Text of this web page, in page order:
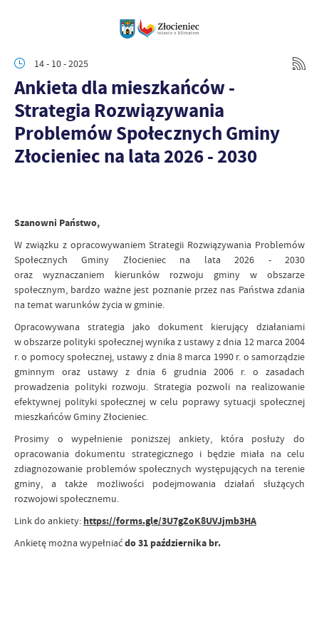
14 - 10 - 2025
Ankieta dla mieszkańców -
Strategia Rozwiązywania
Problemów Społecznych Gminy
Złocieniec na lata 2026 - 2030
Szanowni Państwo,
W związku z opracowywaniem Strategii Rozwiązywania Problemów
Społecznych Gminy Złocieniec na lata 2026 - 2030
oraz wyznaczaniem kierunków rozwoju gminy w obszarze
społecznym, bardzo ważne jest poznanie przez nas Państwa zdania
na temat warunków życia w gminie.
Opracowywana strategia jako dokument kierujący działaniami
w obszarze polityki społecznej wynika z ustawy z dnia 12 marca 2004
r. o pomocy społecznej, ustawy z dnia 8 marca 1990 r. o samorządzie
gminnym oraz ustawy z dnia 6 grudnia 2006 r. o zasadach
prowadzenia polityki rozwoju. Strategia pozwoli na realizowanie
efektywnej polityki społecznej w celu poprawy sytuacji społecznej
mieszkańców Gminy Złocieniec.
Prosimy o wypełnienie poniższej ankiety, która posłuży do
opracowania dokumentu strategicznego i będzie miała na celu
zdiagnozowanie problemów społecznych występujących na terenie
gminy, a także możliwości podejmowania działań służących
rozwojowi społecznemu.
Link do ankiety: https://forms.gle/3U7gZoK8UVJjmb3HA
Ankietę można wypełniaćdo 31 października br.